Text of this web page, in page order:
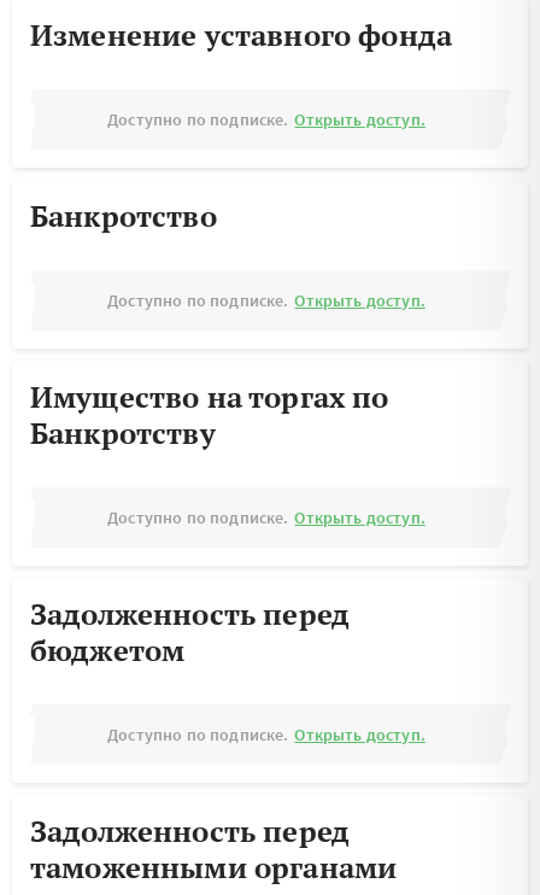
Изменение уставного фонда
Доступно по подписке. Открыть доступ.
Банкротство
Доступно по подписке. Открыть доступ.
Имущество на торгах по
Банкротству
Доступно по подписке. Открыть доступ.
Задолженность перед
бюджетом
Доступно по подписке. Открыть доступ.
Задолженность перед
таможенными органами